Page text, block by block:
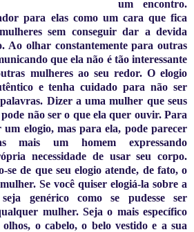
um encontro.
para elas como um cara que fica
sem conseguir dar a devida
Ao olhar constantemente para outras
que ela não é tão interessante
mulheres ao seu redor. O elogio
e tenha cuidado para não ser
Dizer a uma mulher que seus
não ser o que ela quer ouvir. Para
um elogio, mas para ela, pode parecer
mais um homem expressando
necessidade de usar seu corpo.
se de que seu elogio atende, de fato, o
Se você quiser elogiá-la sobre a
genérico como se pudesse ser
mulher. Seja o mais específico
olhos, o cabelo, o belo vestido e a sua